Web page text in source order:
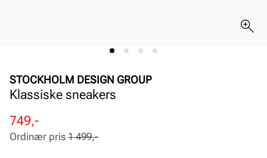
STOCKHOLM DESIGN GROUP
Klassiske sneakers
Rabattert
pris
749,-
Ordinær
pris
Ordinær pris 1 499,-